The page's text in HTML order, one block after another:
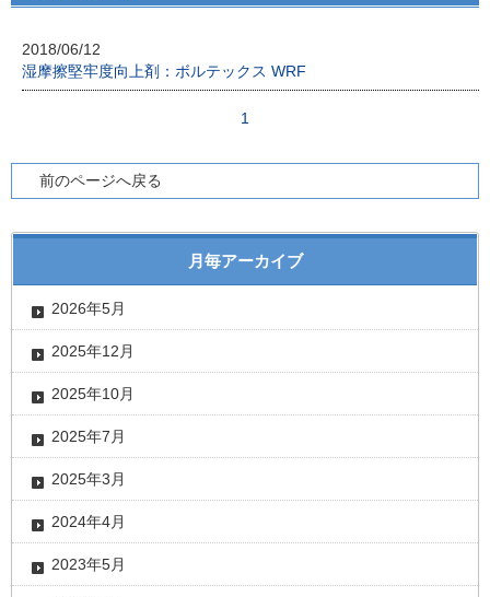
2018/06/12
湿摩擦堅牢度向上剤：ボルテックス WRF
1
前のページへ戻る
月毎アーカイブ
2026年5月
2025年12月
2025年10月
2025年7月
2025年3月
2024年4月
2023年5月